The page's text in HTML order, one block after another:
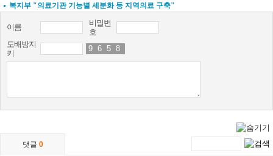
복지부 "의료기관 기능별 세분화 등 지역의료 구축"